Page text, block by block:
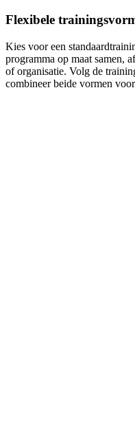
Flexibele
Kies voor een
programma op maat samen,
of organisatie. Volg de
combineer beide vormen